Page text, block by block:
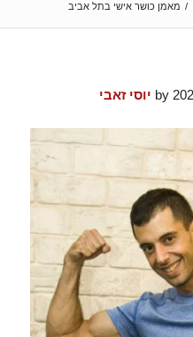
/ מאמן כושר אישי בתל אביב
יוסי זאבי